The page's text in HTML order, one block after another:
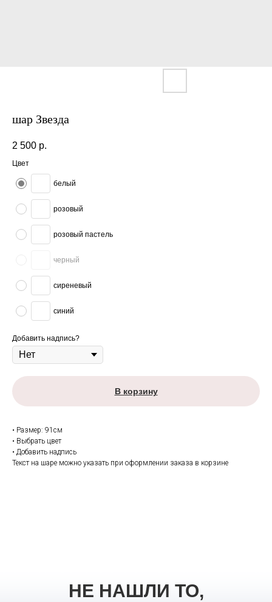
шар Звезда
2 500 р.
Цвет
белый
розовый
розовый пастель
черный
сиреневый
синий
Добавить надпись?
В корзину
• Размер: 91см
• Выбрать цвет
• Добавить надпись
Текст на шаре можно указать при оформлении заказа в корзине
НЕ НАШЛИ ТО,